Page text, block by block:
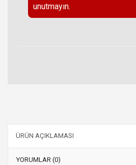
unutmayın.
ÜRÜN AÇIKLAMASI
YORUMLAR (0)